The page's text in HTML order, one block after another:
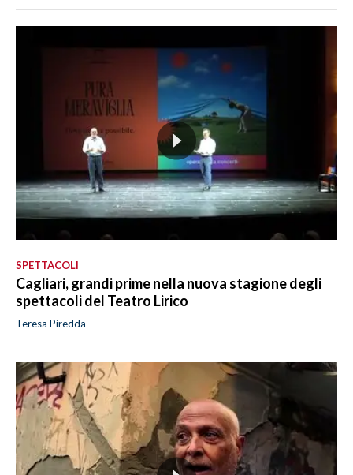
SPETTACOLI
Cagliari, grandi prime nella nuova stagione degli
spettacoli del Teatro Lirico
Teresa Piredda